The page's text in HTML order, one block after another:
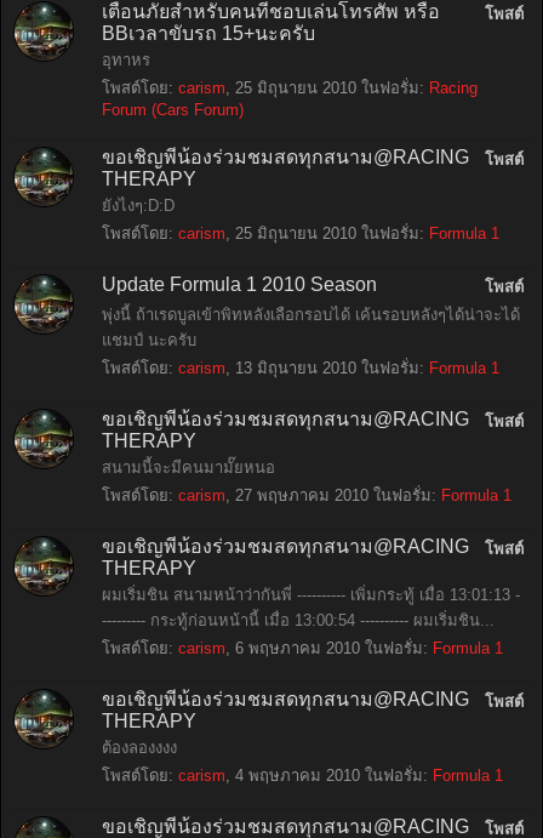
โพสต์
เตือนภัยสำหรับคนที่ชอบเล่นโทรศัพ หรือ
BBเวลาขับรถ 15+นะครับ
อุทาหร
โพสต์โดย: carism, 25 มิถุนายน 2010 ในฟอรั่ม: Racing
Forum (Cars Forum)
โพสต์
ขอเชิญพี่น้องร่วมชมสดทุกสนาม@RACING
THERAPY
ยังไงๆ:D:D
โพสต์โดย: carism, 25 มิถุนายน 2010 ในฟอรั่ม: Formula 1
โพสต์
Update Formula 1 2010 Season
พุ่งนี้ ถ้าเรดบูลเข้าพิทหลังเลือกรอบได้ เค้นรอบหลังๆได้น่าจะได้
แชมป์ นะครับ
โพสต์โดย: carism, 13 มิถุนายน 2010 ในฟอรั่ม: Formula 1
โพสต์
ขอเชิญพี่น้องร่วมชมสดทุกสนาม@RACING
THERAPY
สนามนี้จะมีคนมามั๊ยหนอ
โพสต์โดย: carism, 27 พฤษภาคม 2010 ในฟอรั่ม: Formula 1
โพสต์
ขอเชิญพี่น้องร่วมชมสดทุกสนาม@RACING
THERAPY
ผมเริ่มชิน สนามหน้าว่ากันพี่ ---------- เพิ่มกระทู้ เมื่อ 13:01:13 -
--------- กระทู้ก่อนหน้านี้ เมื่อ 13:00:54 ---------- ผมเริ่มชิน...
โพสต์โดย: carism, 6 พฤษภาคม 2010 ในฟอรั่ม: Formula 1
โพสต์
ขอเชิญพี่น้องร่วมชมสดทุกสนาม@RACING
THERAPY
ต้องลองงงง
โพสต์โดย: carism, 4 พฤษภาคม 2010 ในฟอรั่ม: Formula 1
โพสต์
ขอเชิญพี่น้องร่วมชมสดทุกสนาม@RACING